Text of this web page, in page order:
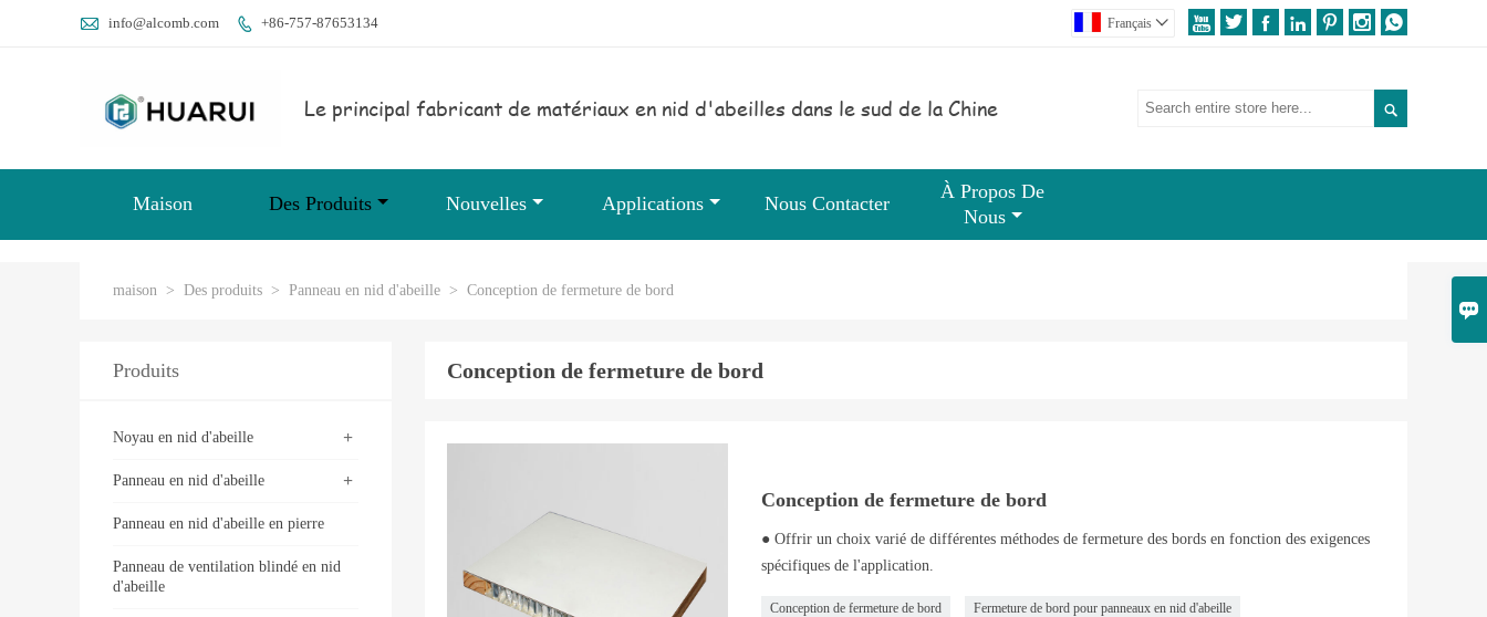

 info@alcomb.com  +86-757-87653134       
Français 
Le principal fabricant de matériaux en nid d'abeilles dans le sud de la Chine 
Maison Des Produits Nouvelles Applications Nous Contacter
À Propos De
Nous
maison > Des produits > Panneau en nid d'abeille > Conception de fermeture de bord
Conception de fermeture de bord
Conception de fermeture de bord
● Offrir un choix varié de différentes méthodes de fermeture des bords en fonction des exigences
spécifiques de l'application.
Conception de fermeture de bord Fermeture de bord pour panneaux en nid d'abeille
Produits
+
Noyau en nid d'abeille
+
Panneau en nid d'abeille
Panneau en nid d'abeille en pierre
Panneau de ventilation blindé en nid
d'abeille